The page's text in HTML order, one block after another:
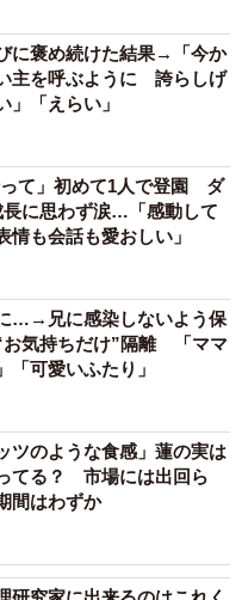
に褒め続けた結果→「今か
主を呼ぶように 誇らしげ
」「えらい」
って」初めて1人で登園 ダ
長に思わず涙…「感動して
情も会話も愛おしい」
…→兄に感染しないよう保
お気持ちだけ”隔離 「ママ
「可愛いふたり」
ツのような食感」蓮の実は
てる？ 市場には出回ら
間はわずか